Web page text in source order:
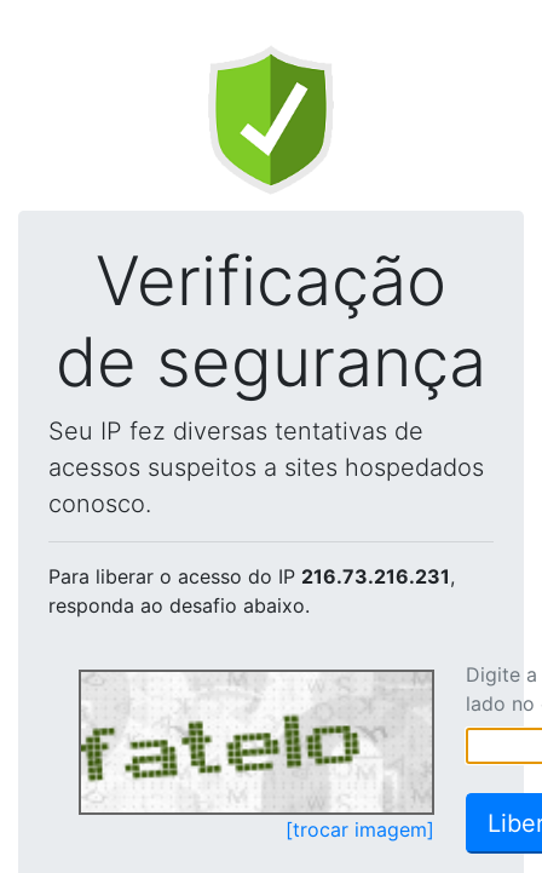
Verificação
de segurança
Seu IP fez diversas tentativas de
acessos suspeitos a sites hospedados
conosco.
Para liberar o acesso do IP 216.73.216.231,
responda ao desafio abaixo.
[trocar imagem]
Digite
lado no